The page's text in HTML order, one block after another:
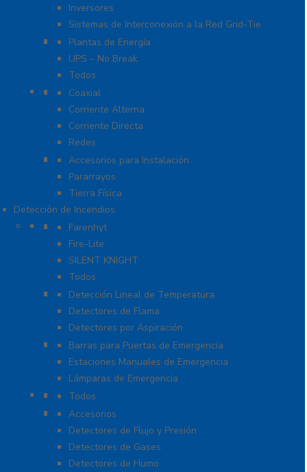
Inversores
Sistemas de Interconexión a la Red Grid-Tie
UPS / Respaldo
Plantas de Energía
UPS – No Break
Todos
Protección contra Descargas
Coaxial
Corriente Alterna
Corriente Directa
Redes
Tierra Física y Pararrayos
Accesorios para Instalación
Pararrayos
Tierra Física
Detección de Incendios
Accesorios y Dispositivos Direccionables
Farenhyt
Fire-Lite
SILENT KNIGHT
Todos
Aplicaciones Especiales
Detección Lineal de Temperatura
Detectores de Flama
Detectores por Aspiración
Sistemas de Emergencia
Barras para Puertas de Emergencia
Estaciones Manuales de Emergencia
Lámparas de Emergencia
Detectores Autónomos
Todos
Dispositivos Convencionales
Accesorios
Detectores de Flujo y Presión
Detectores de Gases
Detectores de Humo